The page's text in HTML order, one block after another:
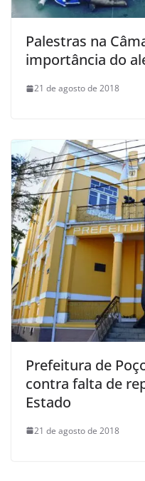
Palestras na
importância do
21 de agosto de 2018
Prefeitura de
contra falta de
Estado
21 de agosto de 2018